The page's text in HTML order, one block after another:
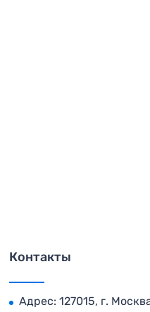
Контакты
Адрес: 127015, г.